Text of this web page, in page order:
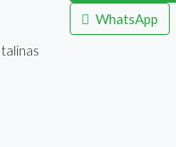
WhatsApp